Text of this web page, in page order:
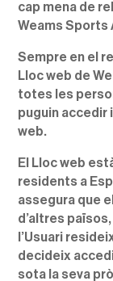
cap mena de
Weams Sports
Sempre en el
Lloc web de
totes les
puguin accedir
web.
El Lloc web
residents a
assegura que
d’altres
l’Usuari
decideix
sota la seva